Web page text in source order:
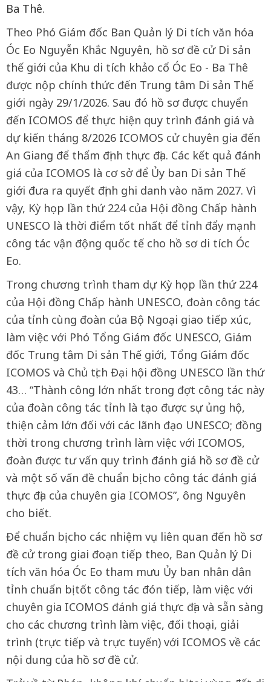
Ba Thê.
Theo Phó Giám đốc Ban Quản lý Di tích văn hóa
Óc Eo Nguyễn Khắc Nguyên, hồ sơ đề cử Di sản
thế giới của Khu di tích khảo cổ Óc Eo - Ba Thê
được nộp chính thức đến Trung tâm Di sản Thế
giới ngày 29/1/2026. Sau đó hồ sơ được chuyển
đến ICOMOS để thực hiện quy trình đánh giá và
dự kiến tháng 8/2026 ICOMOS cử chuyên gia đến
An Giang để thẩm định thực địa. Các kết quả đánh
giá của ICOMOS là cơ sở để Ủy ban Di sản Thế
giới đưa ra quyết định ghi danh vào năm 2027. Vì
vậy, Kỳ họp lần thứ 224 của Hội đồng Chấp hành
UNESCO là thời điểm tốt nhất để tỉnh đẩy mạnh
công tác vận động quốc tế cho hồ sơ di tích Óc
Eo.
Trong chương trình tham dự Kỳ họp lần thứ 224
của Hội đồng Chấp hành UNESCO, đoàn công tác
của tỉnh cùng đoàn của Bộ Ngoại giao tiếp xúc,
làm việc với Phó Tổng Giám đốc UNESCO, Giám
đốc Trung tâm Di sản Thế giới, Tổng Giám đốc
ICOMOS và Chủ tịch Đại hội đồng UNESCO lần thứ
43… “Thành công lớn nhất trong đợt công tác này
của đoàn công tác tỉnh là tạo được sự ủng hộ,
thiện cảm lớn đối với các lãnh đạo UNESCO; đồng
thời trong chương trình làm việc với ICOMOS,
đoàn được tư vấn quy trình đánh giá hồ sơ đề cử
và một số vấn đề chuẩn bị cho công tác đánh giá
thực địa của chuyên gia ICOMOS”, ông Nguyên
cho biết.
Để chuẩn bị cho các nhiệm vụ liên quan đến hồ sơ
đề cử trong giai đoạn tiếp theo, Ban Quản lý Di
tích văn hóa Óc Eo tham mưu Ủy ban nhân dân
tỉnh chuẩn bị tốt công tác đón tiếp, làm việc với
chuyên gia ICOMOS đánh giá thực địa và sẵn sàng
cho các chương trình làm việc, đối thoại, giải
trình (trực tiếp và trực tuyến) với ICOMOS về các
nội dung của hồ sơ đề cử.